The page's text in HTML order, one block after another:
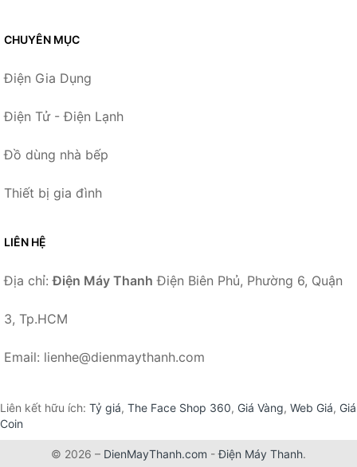
CHUYÊN MỤC
Điện Gia Dụng
Điện Tử - Điện Lạnh
Đồ dùng nhà bếp
Thiết bị gia đình
LIÊN HỆ
Địa chỉ:Điện Máy Thanh Điện Biên Phủ, Phường 6, Quận
3, Tp.HCM
Email: lienhe@dienmaythanh.com
Liên kết hữu ích: Tỷ giá, The Face Shop 360, Giá Vàng, Web Giá, Giá
Coin
© 2026 – DienMayThanh.com -Điện Máy Thanh.